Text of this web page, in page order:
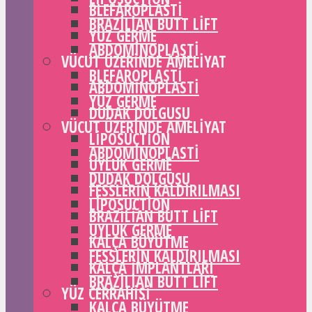
BLEFAROPLASTI
YÜZ GERME
VÜCUT ÜZERINDE AMELIYAT
ABDOMINOPLASTI
DUDAK DOLGUSU
LIPOSUCTION
UYLUK GERME
FESSLERIN KALDIRILMASI
BRAZILIAN BUTT LIFT
KALÇA BÜYÜTME
KALÇA IMPLANTLARI
YÜZ CERRAHISI
BRAZILIAN BUTT LIFT
ABDOMINOPLASTI
BLEFAROPLASTI
YÜZ GERME
VÜCUT ÜZERINDE AMELIYAT
ABDOMINOPLASTI
DUDAK DOLGUSU
LIPOSUCTION
UYLUK GERME
FESSLERIN KALDIRILMASI
BRAZILIAN BUTT LIFT
KALÇA BÜYÜTME